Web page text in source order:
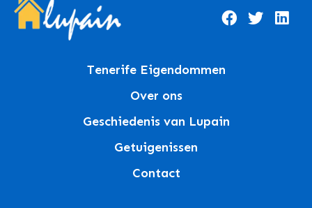
Tenerife Eigendommen
Over ons
Geschiedenis van Lupain
Getuigenissen
Contact